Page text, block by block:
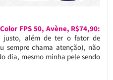
FPS 50, Avène, R$74,90:
justo, além de ter o fator de
sempre chama atenção), não
dia, mesmo minha pele sendo